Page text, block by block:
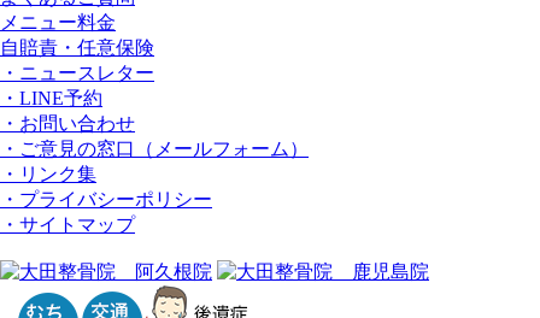
メニュー料金
⾃賠責・任意保険
・ニュースレター
・LINE予約
・お問い合わせ
・ご意見の窓⼝（メールフォーム）
・リンク集
・プライバシーポリシー
・サイトマップ